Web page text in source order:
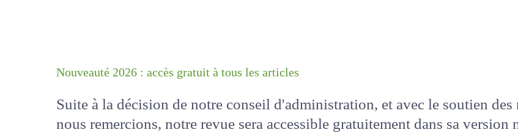
Suite à la décision de notre conseil d'administration, et avec le soutien
nous remercions, notre revue sera accessiblegratuitementdans sa
!